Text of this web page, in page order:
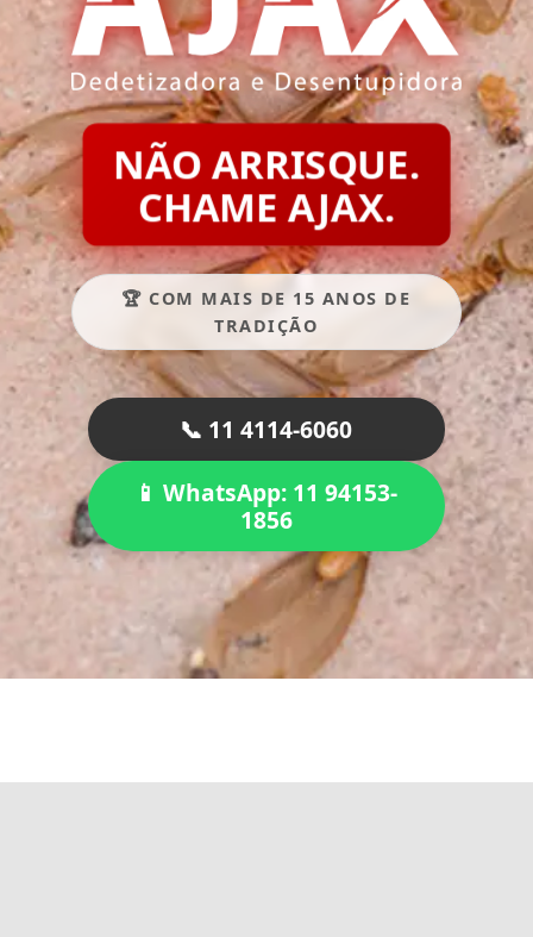
NÃO ARRISQUE.
CHAME AJAX.
🏆 COM MAIS DE 15 ANOS DE
TRADIÇÃO
📞 11 4114-6060
📱 WhatsApp: 11 94153-
1856